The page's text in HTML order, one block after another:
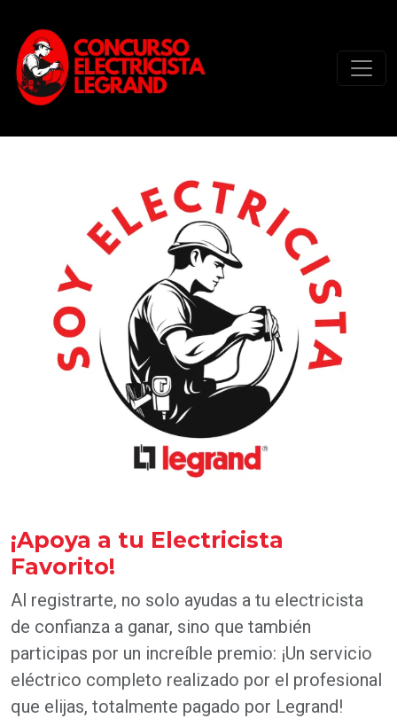
¡Apoya a tu Electricista
Favorito!
Al registrarte, no solo ayudas a tu electricista
de confianza a ganar, sino que también
participas por un increíble premio: ¡Un servicio
eléctrico completo realizado por el profesional
que elijas, totalmente pagado por Legrand!